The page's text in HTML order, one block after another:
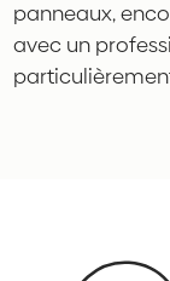
panneaux,
avec un